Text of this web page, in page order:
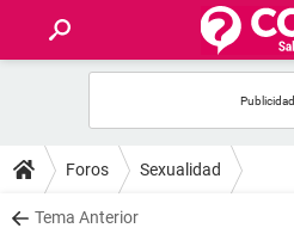
FOROS
SALUD
Foros Sexualidad
Tema Anterior